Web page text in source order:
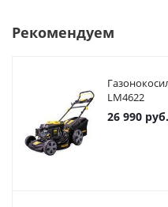
Рекомендуем
LM4622
26 990 руб.